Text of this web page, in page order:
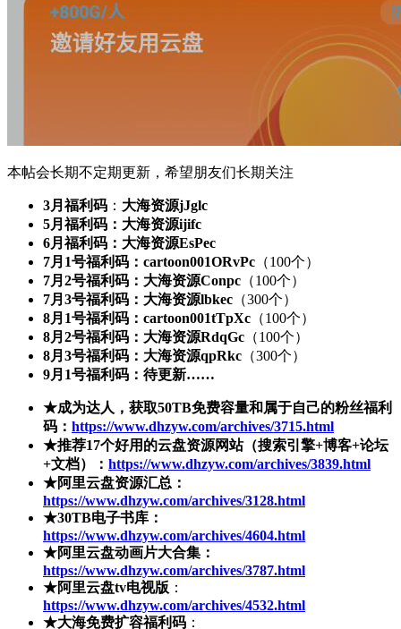
本帖会长期不定期更新，希望朋友们长期关注
3月福利码 ： 大海资源jJglc
5月福利码：大海资源ijifc
6月福利码：大海资源EsPec
7月1号福利码：cartoon001ORvPc （100个）
7月2号福利码：大海资源Conpc （100个）
7月3号福利码：大海资源lbkec （300个）
8月1号福利码：cartoon001tTpXc （100个）
8月2号福利码：大海资源RdqGc （100个）
8月3号福利码：大海资源qpRkc （300个）
9月1号福利码：待更新……
★成为达人，获取50TB免费容量和属于自己的粉丝福利
码： https://www.dhzyw.com/archives/3715.html
★推荐17个好用的云盘资源网站（搜索引擎+博客+论坛
+文档）： https://www.dhzyw.com/archives/3839.html
★阿里云盘资源汇总：
https://www.dhzyw.com/archives/3128.html
★30TB电子书库：
https://www.dhzyw.com/archives/4604.html
★阿里云盘动画片大合集：
https://www.dhzyw.com/archives/3787.html
★阿里云盘tv电视版 ：
https://www.dhzyw.com/archives/4532.html
★大海免费扩容福利码 ：